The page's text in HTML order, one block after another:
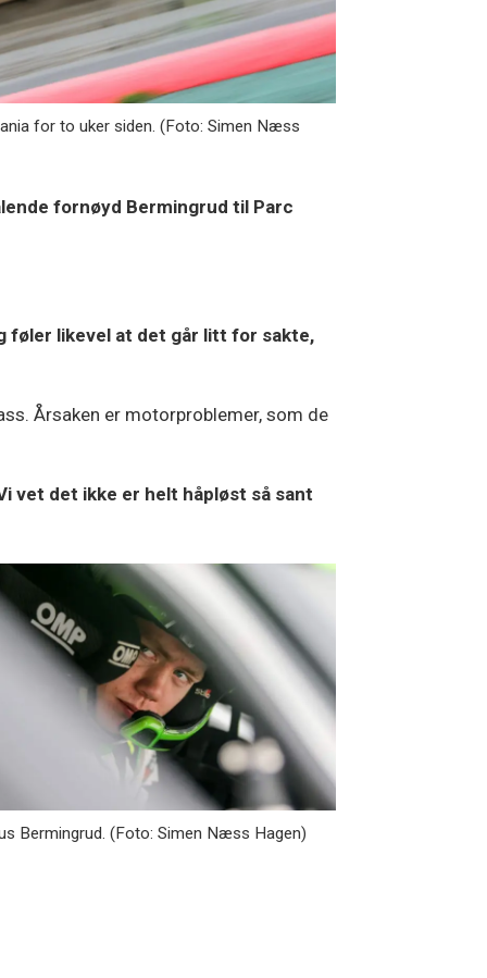
for to uker siden. (Foto: Simen Næss
fornøyd Bermingrud til Parc
føler likevel at det går litt for sakte,
Årsaken er motorproblemer, som de
vet det ikke er helt håpløst så sant
Bermingrud. (Foto: Simen Næss Hagen)